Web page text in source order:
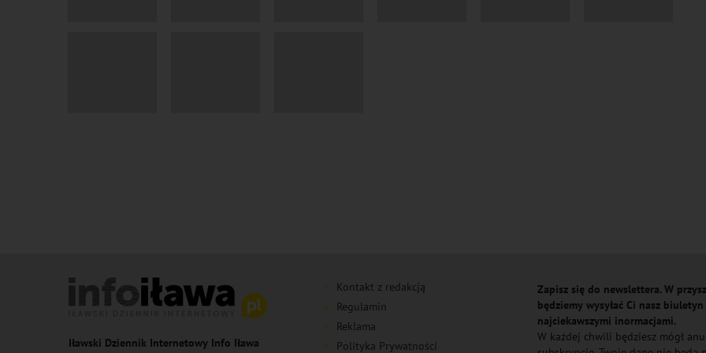
Iławski Dziennik Internetowy Info Iława
Kontakt z redakcją
Regulamin
Reklama
Polityka Prywatności
Zapisz się do newslettera. W
będziemy wysyłać Ci nasz biuletyn
najciekawszymi inormacjami.
W każdej chwili będziesz mógł